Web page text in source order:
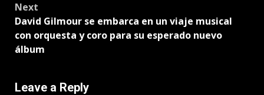
Next
David Gilmour se embarca en un viaje musical
con orquesta y coro para su esperado nuevo
álbum
Leave a Reply